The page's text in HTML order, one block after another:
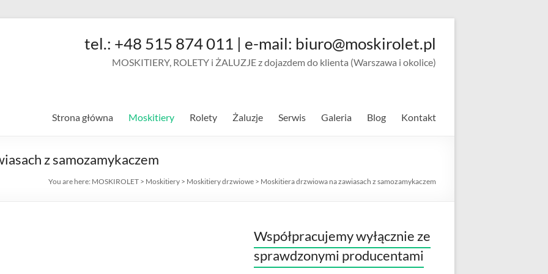
tel.: +48 515 874 011 | e-mail: biuro@moskirolet.pl
MOSKITIERY, ROLETY i ŻALUZJE z dojazdem do klienta (Warszawa i okolice)
Strona główna Moskitiery Rolety Żaluzje Serwis Galeria Blog Kontakt
z samozamykaczem
You are here: MOSKIROLET > Moskitiery > Moskitiery drzwiowe > Moskitiera drzwiowa na zawiasach z samozamykaczem
Współpracujemy wyłącznie ze
sprawdzonymi producentami